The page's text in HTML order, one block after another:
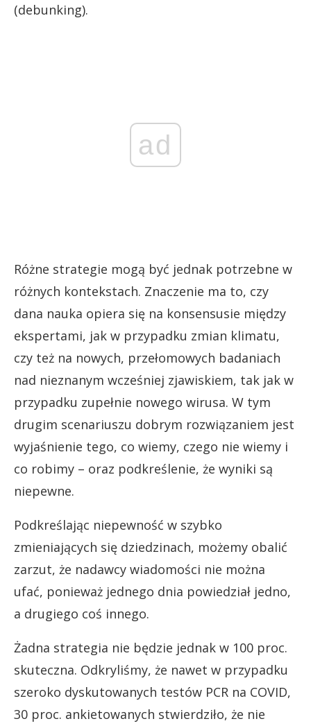
(debunking).
ad
Różne strategie mogą być jednak potrzebne w
różnych kontekstach. Znaczenie ma to, czy
dana nauka opiera się na konsensusie między
ekspertami, jak w przypadku zmian klimatu,
czy też na nowych, przełomowych badaniach
nad nieznanym wcześniej zjawiskiem, tak jak w
przypadku zupełnie nowego wirusa. W tym
drugim scenariuszu dobrym rozwiązaniem jest
wyjaśnienie tego, co wiemy, czego nie wiemy i
co robimy – oraz podkreślenie, że wyniki są
niepewne.
Podkreślając niepewność w szybko
zmieniających się dziedzinach, możemy obalić
zarzut, że nadawcy wiadomości nie można
ufać, ponieważ jednego dnia powiedział jedno,
a drugiego coś innego.
Żadna strategia nie będzie jednak w 100 proc.
skuteczna. Odkryliśmy, że nawet w przypadku
szeroko dyskutowanych testów PCR na COVID,
30 proc. ankietowanych stwierdziło, że nie